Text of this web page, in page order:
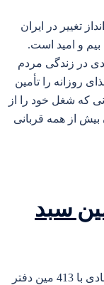
تغییر در ایران
و امید است.
در زندگی مردم
روزانه را تأمین
که شغل خود را از
از همه قربانی
سبد
بینندگان و شنوندگان عزیز , وقتتون بخیر و شادی با 413 مین دفتر